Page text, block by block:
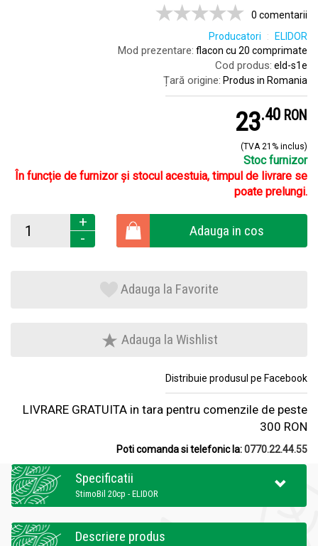
0 comentarii
Producatori
ELIDOR
Mod prezentare: flacon cu 20 comprimate
Cod produs: eld-s1e
Țară origine: Produs in Romania
23.4 RON
(TVA 21% inclus)
Stoc furnizor
În funcție de furnizor și stocul acestuia, timpul de livrare se
poate prelungi.
+
-
Adauga in cos
Adauga la Favorite
Adauga la Wishlist
Distribuie produsul pe Facebook
LIVRARE GRATUITA in tara pentru comenzile de peste
300 RON
Poti comanda si telefonic la:0770.22.44.55
Specificatii
StimoBil 20cp - ELIDOR
Descriere produs